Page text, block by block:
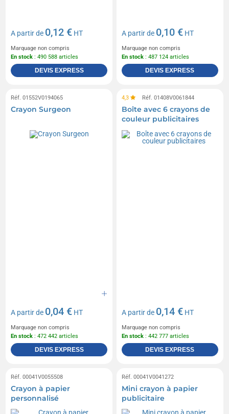
A partir de 0,12 € HT
Marquage non compris
En stock : 490 588 articles
DEVIS EXPRESS
A partir de 0,10 € HT
Marquage non compris
En stock : 487 124 articles
DEVIS EXPRESS
Réf. 01552V0194065
Crayon Surgeon
A partir de 0,04 € HT
Marquage non compris
En stock : 472 442 articles
DEVIS EXPRESS
4,3 Réf. 01408V0061844
Boîte avec 6 crayons de
couleur publicitaires
A partir de 0,14 € HT
Marquage non compris
En stock : 442 777 articles
DEVIS EXPRESS
Réf. 00041V0055508
Crayon à papier
personnalisé
Réf. 00041V0041272
Mini crayon à papier
publicitaire